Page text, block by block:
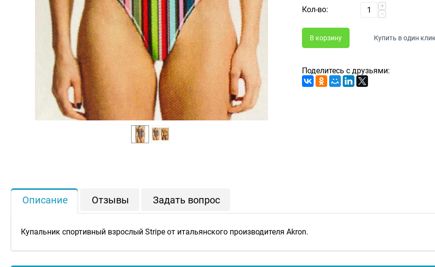
Кол-во:
+
−
В корзину Купить в один клик
Поделитесь с друзьями:
Описание Отзывы Задать вопрос
Купальник спортивный взрослый Stripe от итальянского производителя Akron.